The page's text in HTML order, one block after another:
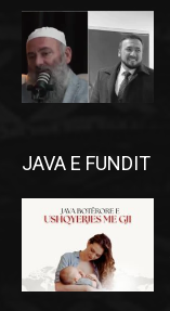
JAVA E FUNDIT